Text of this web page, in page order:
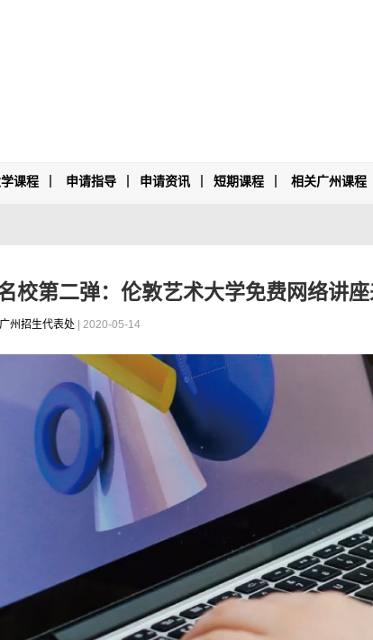
课程 申请指导 申请资讯 短期课程 相关广州课程
校第二弹：伦敦艺术大学免费网络讲座
州招生代表处 | 2020-05-14